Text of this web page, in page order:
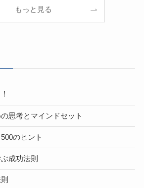
もっと見る
思考とマインドセット
のヒント
成功法則